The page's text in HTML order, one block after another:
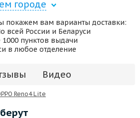
городе
покажем вам варианты доставки:
всей России и Беларуси
пунктов выдачи
в любое отделение
Видео
Reno4 Lite